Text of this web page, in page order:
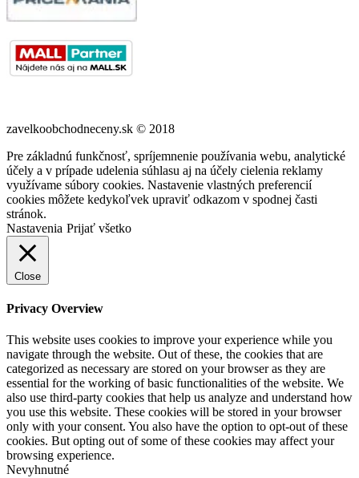
zavelkoobchodneceny.sk © 2018
Pre základnú funkčnosť, spríjemnenie používania webu, analytické
účely a v prípade udelenia súhlasu aj na účely cielenia reklamy
využívame súbory cookies. Nastavenie vlastných preferencií
cookies môžete kedykoľvek upraviť odkazom v spodnej časti
stránok.
Nastavenia Prijať všetko
Close
Privacy Overview
This website uses cookies to improve your experience while you
navigate through the website. Out of these, the cookies that are
categorized as necessary are stored on your browser as they are
essential for the working of basic functionalities of the website. We
also use third-party cookies that help us analyze and understand how
you use this website. These cookies will be stored in your browser
only with your consent. You also have the option to opt-out of these
cookies. But opting out of some of these cookies may affect your
browsing experience.
Nevyhnutné